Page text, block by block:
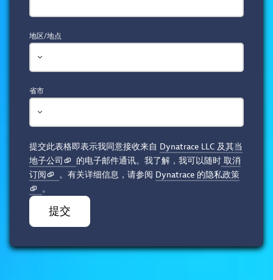
地区/地点
省市
提交此表格即表示我同意接收来自 Dynatrace LLC 及其当
地子公司
的电子邮件通讯。我了解，我可以随时 取消
订阅
。有关详细信息，请参阅 Dynatrace 的隐私政策
。
提交